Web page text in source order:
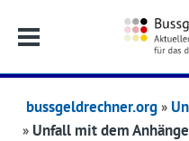
bussgeldrechner.org
Unfall mit dem